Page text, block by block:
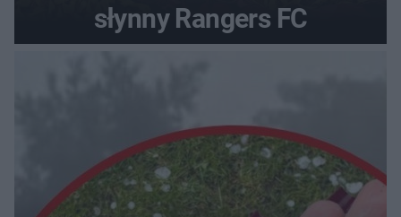
słynny Rangers FC